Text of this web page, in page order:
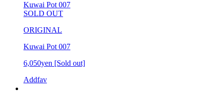
Kuwai Pot 007
SOLD OUT
ORIGINAL
Kuwai Pot 007
6,050yen [Sold out]
Addfav